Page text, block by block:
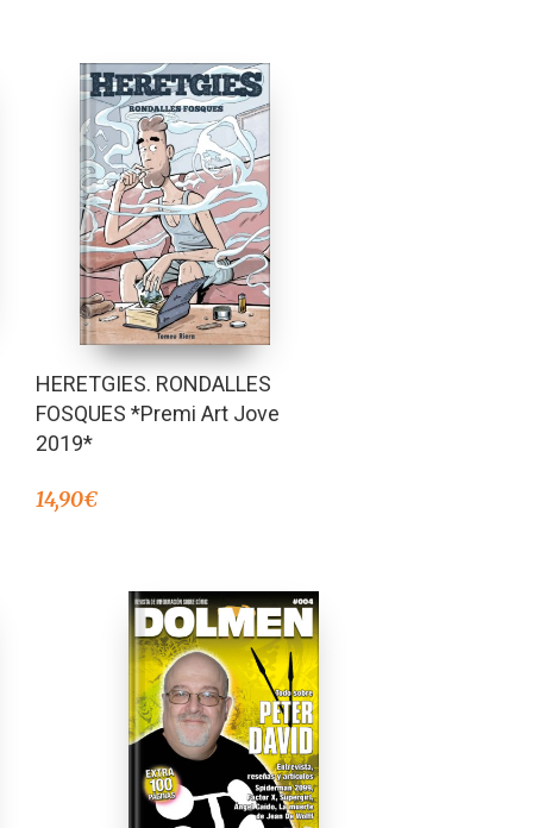
HERETGIES. RONDALLES
FOSQUES *Premi Art Jove
2019*
14,90€